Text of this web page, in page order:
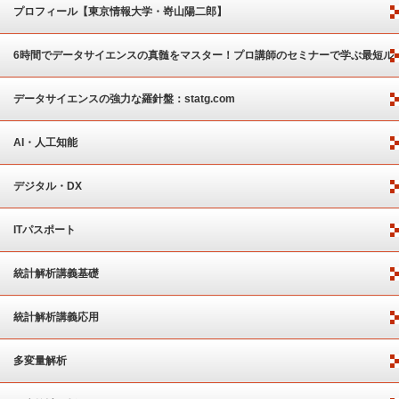
プロフィール【東京情報大学・嵜山陽二郎】
6時間でデータサイエンスの真髄をマスター！プロ講師のセミナーで学ぶ最短ル
ート
データサイエンスの強力な羅針盤：statg.com
AI・人工知能
デジタル・DX
ITパスポート
統計解析講義基礎
統計解析講義応用
多変量解析